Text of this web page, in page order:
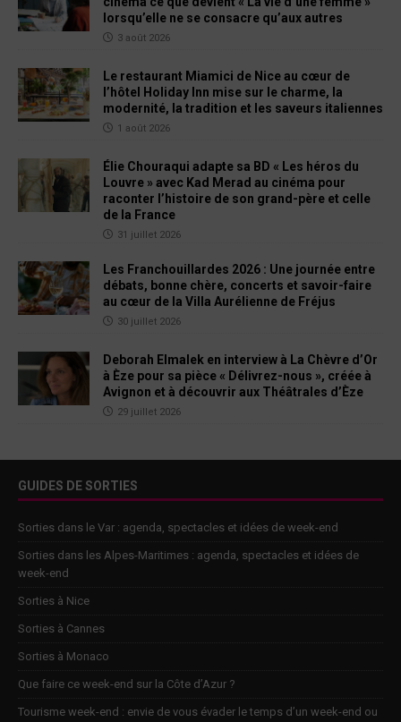
lorsqu’elle ne se consacre qu’aux autres
3 août 2026
Le restaurant Miamici de Nice au cœur de
l’hôtel Holiday Inn mise sur le charme, la
modernité, la tradition et les saveurs italiennes
1 août 2026
Élie Chouraqui adapte sa BD « Les héros du
Louvre » avec Kad Merad au cinéma pour
raconter l’histoire de son grand-père et celle
de la France
31 juillet 2026
Les Franchouillardes 2026 : Une journée entre
débats, bonne chère, concerts et savoir-faire
au cœur de la Villa Aurélienne de Fréjus
30 juillet 2026
Deborah Elmalek en interview à La Chèvre d’Or
à Èze pour sa pièce « Délivrez-nous », créée à
Avignon et à découvrir aux Théâtrales d’Èze
29 juillet 2026
GUIDES DE SORTIES
Sorties dans le Var : agenda, spectacles et idées de week-end
Sorties dans les Alpes-Maritimes : agenda, spectacles et idées de
week-end
Sorties à Nice
Sorties à Cannes
Sorties à Monaco
Que faire ce week-end sur la Côte d’Azur ?
Tourisme week-end : envie de vous évader le temps d’un week-end ou